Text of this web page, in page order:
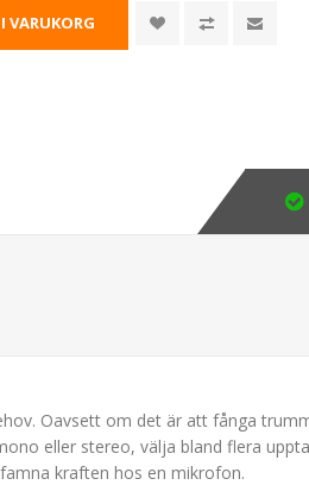
Oavsett om det är att fånga
eller stereo, välja bland flera
kraften hos en mikrofon.